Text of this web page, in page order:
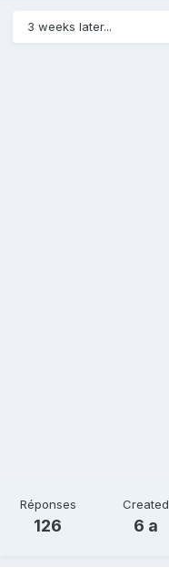
3 weeks later...
Réponses
126
Created
6 a